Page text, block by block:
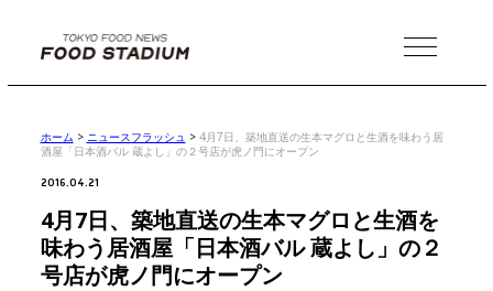
MENU
ホーム > ニュースフラッシュ > 4月7日、築地直送の生本マグロと生酒を味わう居
酒屋「日本酒バル 蔵よし」の２号店が虎ノ門にオープン
2016.04.21
4月7日、築地直送の生本マグロと生酒を
味わう居酒屋「日本酒バル 蔵よし」の２
号店が虎ノ門にオープン